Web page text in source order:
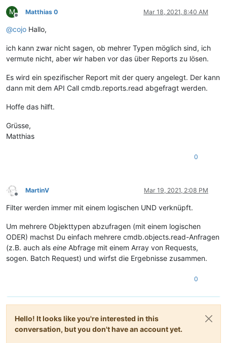
M
Offline
Matthias 0 Mar 18, 2021, 8:40 AM
@cojo Hallo,
ich kann zwar nicht sagen, ob mehrer Typen möglich sind, ich
vermute nicht, aber wir haben vor das über Reports zu lösen.
Es wird ein spezifischer Report mit der query angelegt. Der kann
dann mit dem API Call cmdb.reports.read abgefragt werden.
Hoffe das hilft.
Grüsse,
Matthias
0
Offline
MartinV Mar 19, 2021, 2:08 PM
Filter werden immer mit einem logischen UND verknüpft.
Um mehrere Objekttypen abzufragen (mit einem logischen
ODER) machst Du einfach mehrere cmdb.objects.read-Anfragen
(z.B. auch als eine Abfrage mit einem Array von Requests,
sogen. Batch Request) und wirfst die Ergebnisse zusammen.
0
Hello! It looks like you're interested in this
conversation, but you don't have an account yet.